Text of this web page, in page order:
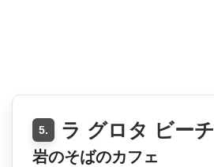
5. ラ グロタ ビーチ
岩のそばのカフェ